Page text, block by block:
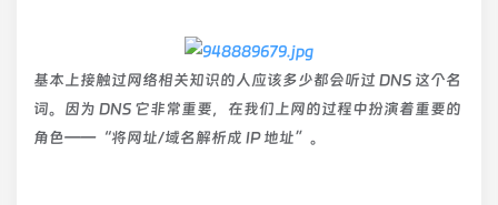
基本上接触过网络相关知识的人应该多少都会听过 DNS 这个名
词。因为 DNS 它非常重要，在我们上网的过程中扮演着重要的
角色——“将网址/域名解析成 IP 地址”。